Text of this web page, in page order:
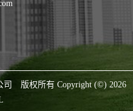
版权所有 Copyright (©) 2026